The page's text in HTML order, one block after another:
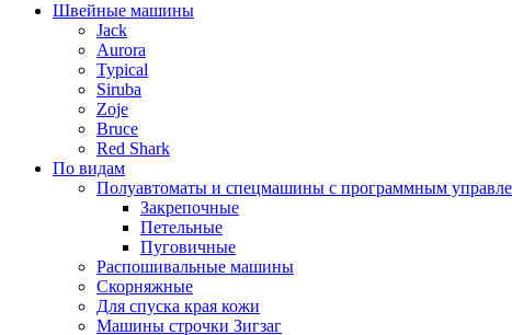
Швейные машины
Jack
Aurora
Typical
Siruba
Zoje
Bruce
Red Shark
По видам
Полуавтоматы и спецмашины с программным
Закрепочные
Петельные
Пуговичные
Распошивальные машины
Скорняжные
Для спуска края кожи
Машины строчки Зигзаг